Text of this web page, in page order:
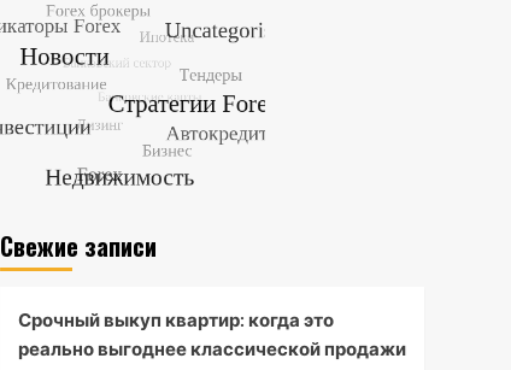
Свежие записи
Срочный выкуп квартир: когда это
реально выгоднее классической продажи